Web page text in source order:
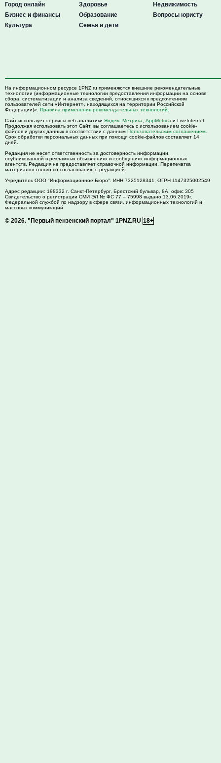
Город онлайн
Бизнес и финансы
Культура
Здоровье
Образование
Семья и дети
Недвижимость
Вопросы юристу
На информационном ресурсе 1PNZ.ru применяются внешние рекомендательные
технологии (информационные технологии предоставления информации на основе
сбора, систематизации и анализа сведений, относящихся к предпочтениям
пользователей сети «Интернет», находящихся на территории Российской
Федерации)». Правила применения рекомендательных технологий
Сайт использует сервисы веб-аналитики Яндекс Метрика AppMetrica и LiveInternet.
Продолжая использовать этот Сайт, вы соглашаетесь с использованием cookie-
файлов и других данных в соответствии с данным Пользовательским соглашением
Срок обработки персональных данных при помощи cookie-файлов составляет 14
дней.
Редакция не несет ответственность за достоверность информации,
опубликованной в рекламных объявлениях и сообщениях информационных
агентств. Редакция не предоставляет справочной информации. Перепечатка
материалов только по согласованию с редакцией.
Учредитель ООО "Информационное Бюро". ИНН 7325128341, ОГРН 1147325002549
Адрес редакции: 198332 г. Санкт-Петербург, Брестский бульвар, 8А, офис 305
Свидетельство о регистрации СМИ ЭЛ № ФС 77 – 75998 выдано 13.06.2019г.
Федеральной службой по надзору в сфере связи, информационных технологий и
массовых коммуникаций
© 2026. "Первый пензенский портал" 1PNZ.RU 18+